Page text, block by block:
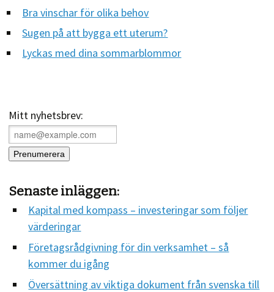
Bra vinschar för olika behov
Sugen på att bygga ett uterum?
Lyckas med dina sommarblommor
Mitt nyhetsbrev:
Senaste inläggen:
Kapital med kompass – investeringar som följer
värderingar
Företagsrådgivning för din verksamhet – så
kommer du igång
Översättning av viktiga dokument från svenska till